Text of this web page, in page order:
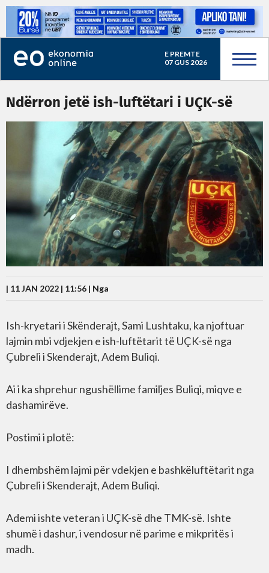
E PREMTE
07 GUS 2026
Ndërron jetë ish-luftëtari i UÇK-së
| 11 JAN 2022 | 11:56 | Nga
Ish-kryetari i Skënderajt, Sami Lushtaku, ka njoftuar
lajmin mbi vdjekjen e ish-luftëtarit të UÇK-së nga
Çubreli i Skenderajt, Adem Buliqi.
Ai i ka shprehur ngushëllime familjes Buliqi, miqve e
dashamirëve.
Postimi i plotë:
I dhembshëm lajmi për vdekjen e bashkëluftëtarit nga
Çubreli i Skenderajt, Adem Buliqi.
Ademi ishte veteran i UÇK-së dhe TMK-së. Ishte
shumë i dashur, i vendosur në parime e mikpritës i
madh.